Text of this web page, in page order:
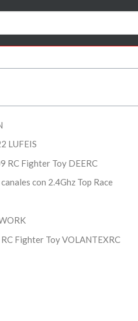
LUFEIS
RC Fighter Toy DEERC
con 2.4Ghz Top Race
Fighter Toy VOLANTEXRC